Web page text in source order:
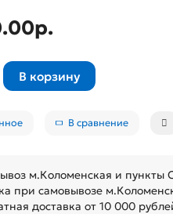
В корзину
В сравнение
м.Коломенская и пункты
при самовывозе
доставка от 10 000